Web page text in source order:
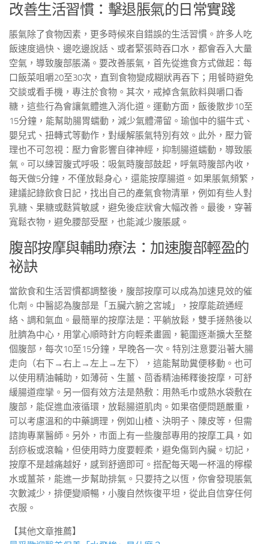
改善生活習慣：擊退脹氣的日常實踐
脹氣除了食物因素，更多時候來自錯誤的生活習慣。許多人吃
飯速度過快、邊吃邊說話、或者緊張時吞口水，都會吞入大量
空氣，導致腹部脹滿。要改善脹氣，首先從進食方式做起：每
口飯菜咀嚼20至30次，直到食物變成糊狀再吞下；用餐時避免
交談或看手機，專注於食物。其次，戒掉含氣飲料與嚼口香
糖，這些行為會讓氣體進入消化道。運動方面，飯後散步10至
15分鐘，能幫助腸胃蠕動，減少氣體滯留。瑜伽中的貓牛式、
嬰兒式、扭轉式等動作，對緩解脹氣特別有效。此外，壓力管
理也不可忽視：壓力會影響自律神經，抑制腸道蠕動，導致脹
氣。可以練習腹式呼吸：吸氣時腹部鼓起，呼氣時腹部內收，
每天做5分鐘，不僅放鬆身心，還能按摩腸道。如果脹氣頻繁，
建議記錄飲食日記，找出自己的產氣食物清單，例如有些人對
乳糖、果糖或麩質敏感，避免後症狀會大幅改善。最後，穿著
寬鬆衣物，避免腰部受壓，也能減少腹脹感。
腹部按摩與輔助療法：加速腹部輕盈的
祕訣
當飲食和生活習慣都調整後，腹部按摩可以成為加速見效的催
化劑。中醫認為腹部是「五臟六腑之宮城」，按摩能疏通經
絡、調和氣血。最簡單的按摩法是：平躺放鬆，雙手搓熱後以
肚臍為中心，用掌心順時針方向輕柔畫圓，範圍逐漸擴大至整
個腹部，每次10至15分鐘，早晚各一次。特別注意要沿著大腸
走向（右下→右上→左上→左下），這能幫助糞便移動。也可
以使用精油輔助，如薄荷、生薑、茴香精油稀釋後按摩，可舒
緩腸道痙攣。另一個有效方法是熱敷：用熱毛巾或熱水袋敷在
腹部，能促進血液循環，放鬆腸道肌肉。如果宿便問題嚴重，
可以考慮溫和的中藥調理，例如山楂、決明子、陳皮等，但需
諮詢專業醫師。另外，市面上有一些腹部專用的按摩工具，如
刮痧板或滾輪，但使用時力度要輕柔，避免傷到內臟。切記，
按摩不是越痛越好，感到舒適即可。搭配每天喝一杯溫的檸檬
水或薑茶，能進一步幫助排氣。只要持之以恆，你會發現脹氣
次數減少，排便變順暢，小腹自然恢復平坦，從此自信穿任何
衣服。
【其他文章推薦】